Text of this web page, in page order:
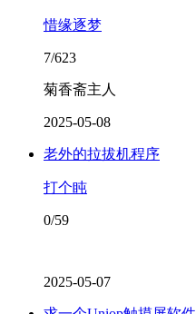
惜缘逐梦
7/623
菊香斋主人
2025-05-08
老外的拉拔机程序
打个盹
0/59
2025-05-07